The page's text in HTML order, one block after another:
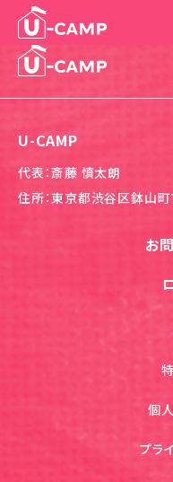
U-CAMP
代表：斎藤 慎太朗
住所：東京都渋谷区鉢山
お
個
プラ